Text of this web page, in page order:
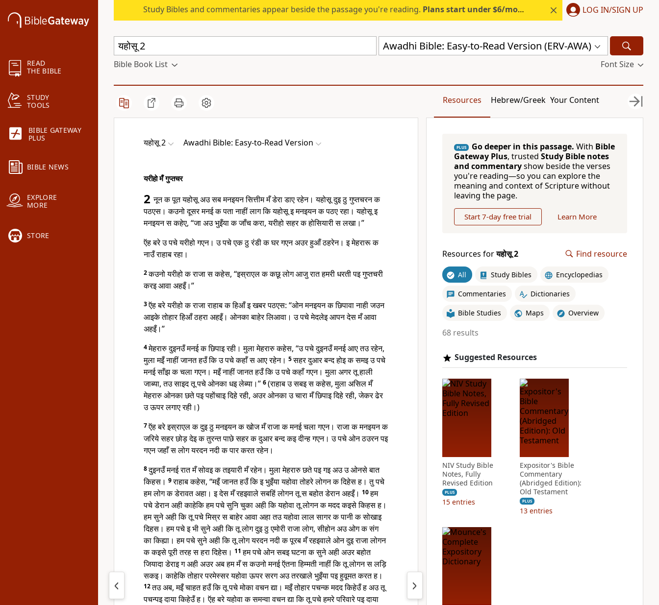
READ
THE BIBLE
STUDY
TOOLS
BIBLE GATEWAY
PLUS
BIBLE NEWS
EXPLORE
MORE
STORE
Study Bibles and commentaries appear beside the passage you're reading. Plans start under $6/month. Start free. LOG IN/SIGN UP
Awadhi Bible: Easy-to-Read Version (ERV-AWA)
Bible Book List Font Size
Resources Hebrew/Greek Your Content
यहोसू 2 Awadhi Bible: Easy-to-Read Version
यरीहो मँ गुप्तचर
2नून क पूत यहोसू अउ सब मनइयन सित्तीम मँ डेरा डाए रहेन। यहोसू दुइ ठु गुप्तचरन क
पठएस। कउनो दूसर मनई क पता नाहीं लाग कि यहोसू इ मनइयन क पठए रहा। यहोसू इ
मनइयन स कहेए, “जा अउ भुइँया क जाँच करा, यरीहो सहर क होसियारी स लखा।”
ऍह बरे उ पचे यरीहो गएन। उ पचे एक ठु रंडी क घर गएन अउर हुआँ ठहरेन। इ मेहरारू क
नाउँ राहाब रहा।
2कउनो यरीहो क राजा स कहेस, “इस्राएल क कछू लोग आजु रात हमरी धरती पइ गुप्तचरी
करइ आवा अहइँ।”
3ऍह बरे यरीहो क राजा राहाब क हिआँ इ खबर पठएस: “ओन मनइयन क छिपावा नाही जउन
आइके तोहार हिआँ ठहरा अहइँ। ओनका बाहेर लिआवा। उ पचे मेदलेइ आपन देस मँ आवा
अहइँ।”
4मेहरारु दुइनउँ मनई क छिपाइ रही। मुला मेहरारु कहेस, “उ पचे दुइनउँ मनई आए तउ रहेन,
मुला मइँ नाहीं जानत हउँ कि उ पचे कहाँ स आए रहेन। 5सहर दुआर बन्द होइ क समइ उ पचे
मनई साँझ क चला गएन। मइँ नाहीं जानत हउँ कि उ पचे कहाँ गएन। मुला अगर तू हाली
जाब्या, तउ साइद तू पचे ओनका धइ लेब्या।” 6(राहाब उ सबइ स कहेस, मुला असिल मँ
मेहरारु ओनका छते पइ पहोंचाइ दिहे रही, अउर ओनका उ चारा मँ छिपाइ दिहे रही, जेकर ढेर
उ ऊपर लगाए रही।)
7ऍह बरे इस्राएल क दुइ ठु मनइयन क खोज मँ राजा क मनई चला गएन। राजा क मनइयन क
जरिये सहर छोड़ देइ क तुरन्त पाछे सहर क दुआर बन्द कइ दीन्ह गएन। उ पचे ओन ठउरन पइ
गएन जहाँ स लोग यरदन नदी क पार करत रहेन।
8दुइनउँ मनई रात मँ सोवइ क तइयारी मँ रहेन। मुला मेहरारु छते पइ गइ अउ उ ओनसे बात
किहस। 9राहाब कहेस, “मइँ जानत हउँ कि इ भुइँया यहोवा तोहरे लोगन क दिहेस ह। तु पचे
हम लोग क डेरावत अहा। इ देस मँ रहइवाले सबहिं लोगन तू स बहोत डेरान अहइँ। 10हम
पचे डेरान अही काहेकि हम पचे सुनि चुका अही कि यहोवा तू लोगन क मदद कइसे किहस ह।
हम सुने अही कि तू पचे मिस्र स बाहेर आवा अहा तउ यहोवा लाल सागर क पानी क सोखाइ
दिहस। हम पचे इ भी सुने अही कि तू लोग दुइ ठु एमोरी राजा लोग, सीहोन अउ ओग क संग
का किह्या। हम पचे सुने अही कि तू लोग यरदन नदी क पूरब मँ रहइवाले ओन दुइ राजा लोगन
क कइसे पूरी तरह स हरा दिहेस। 11हम पचे ओन सबइ घटना क सुने अही अउर बहोत
जियादा डेराइ ग अही अउर अब हम मँ स कउनो मनई ऍतना हिम्मती नाहीं कि तू लोगन स लड़ि
सकइ। काहेकि तोहार परमेस्सर यहोवा ऊपर सरग अउ तरखाले भुइँया पइ हुवूमत करत ह।
12तउ अब, मइँ चाहत हउँ कि तू पचे मोका वचन द्या। मइँ तोहार पचन्क मदद किहेउँ ह अउ तू
पचन्पइ दाया किहेउँ ह। ऍह बरे यहोवा क समन्वा वचन द्या कि तू पचे हमरे परिवारे पइ दाया
PLUS Go deeper in this passage. With Bible
Gateway Plus, trusted Study Bible notes
and commentaryshow beside the verses
you're reading—so you can explore the
meaning and context of Scripture without
leaving the page.
Start 7-day free trial Learn More
Resources forयहोसू 2 Find resource
All Study Bibles Encyclopedias
Commentaries Dictionaries
Bible Studies Maps Overview
68 results
Suggested Resources
NIV Study Bible
Notes, Fully
Revised Edition
PLUS
15 entries
Expositor's Bible
Commentary
(Abridged Edition):
Old Testament
PLUS
13 entries